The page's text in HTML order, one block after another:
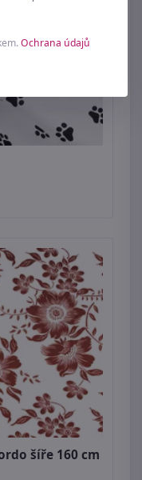
šíře 160 cm
Ochrana údajů